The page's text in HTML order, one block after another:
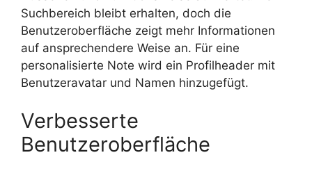
Suchbereich bleibt erhalten, doch die
Benutzeroberfläche zeigt mehr Informationen
auf ansprechendere Weise an. Für eine
personalisierte Note wird ein Profilheader mit
Benutzeravatar und Namen hinzugefügt.
Verbesserte
Benutzeroberfläche